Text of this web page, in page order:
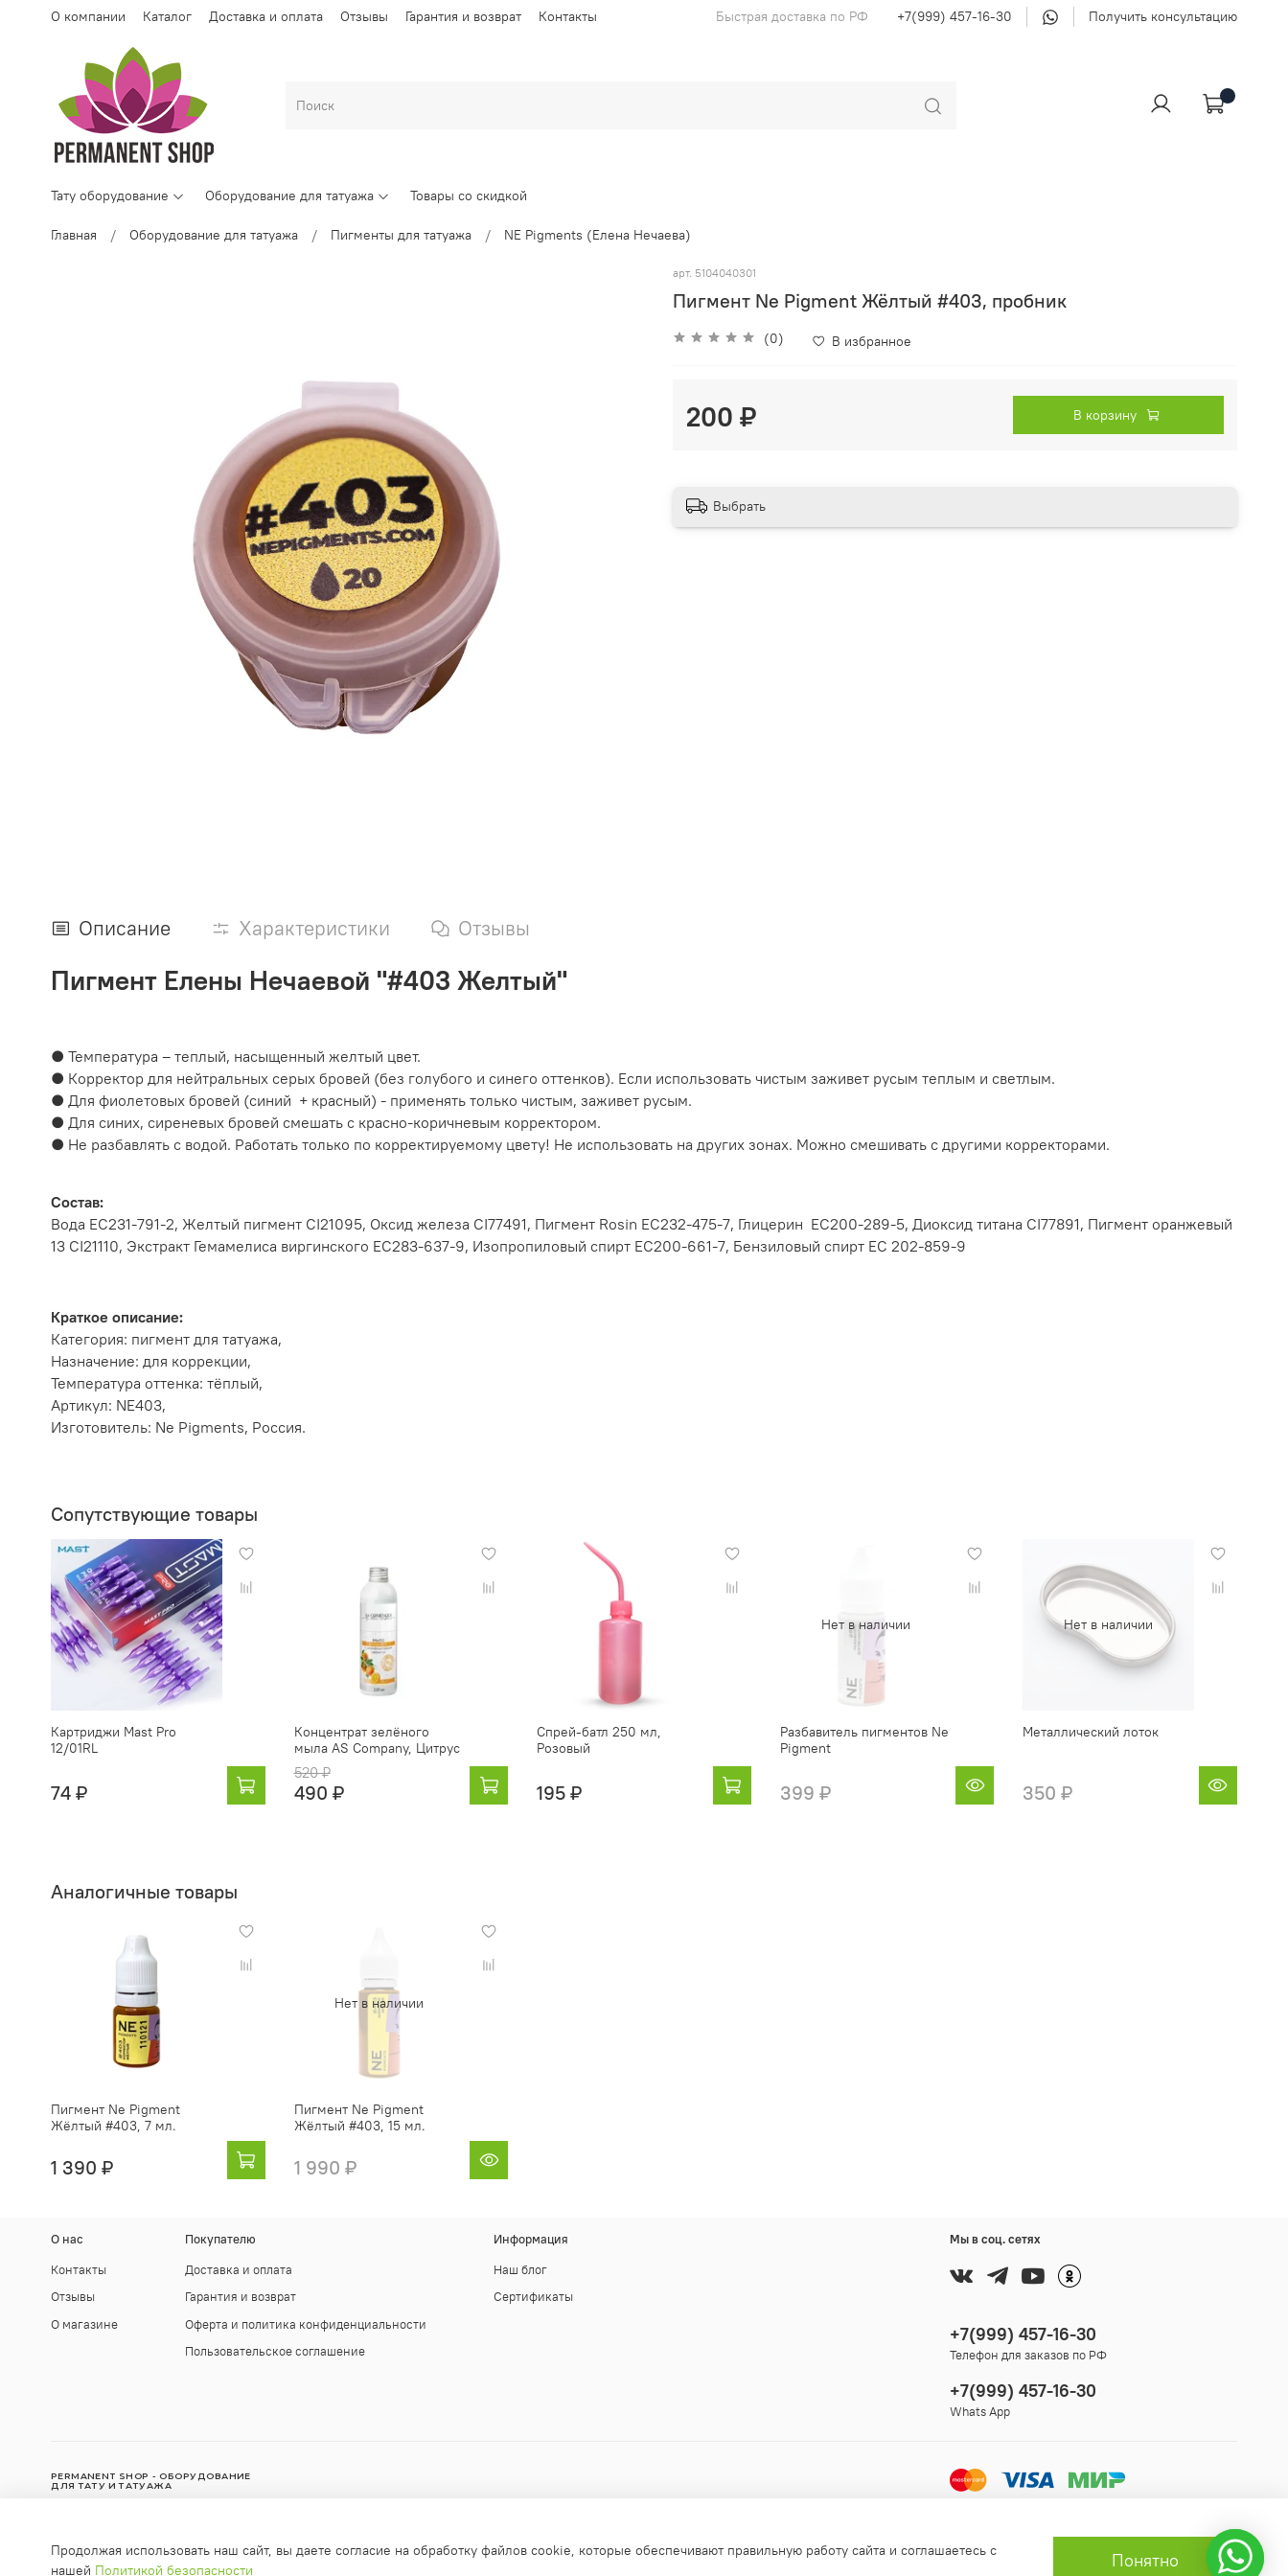
О компании Каталог Доставка и оплата Отзывы Гарантия и возврат Контакты Быстрая доставка по РФ +7(999) 457-16-30 Получить консультацию
Тату оборудование Оборудование для татуажа Товары со скидкой
Главная Оборудование для татуажа Пигменты для татуажа NE Pigments (Елена Нечаева)
арт. 5104040301
Пигмент Ne Pigment Жёлтый #403, пробник
(0) В избранное
200 ₽ В корзину
Выбрать
Описание Характеристики Отзывы
Пигмент Елены Нечаевой "#403 Желтый"
● Температура – теплый, насыщенный желтый цвет.
● Корректор для нейтральных серых бровей (без голубого и синего оттенков). Если использовать чистым заживет русым теплым и светлым.
● Для фиолетовых бровей (синий + красный) - применять только чистым, заживет русым.
● Для синих, сиреневых бровей смешать с красно-коричневым корректором.
● Не разбавлять с водой. Работать только по корректируемому цвету! Не использовать на других зонах. Можно смешивать с другими корректорами.
Состав:
Вода EC231-791-2, Желтый пигмент CI21095, Оксид железа CI77491, Пигмент Rosin EC232-475-7, Глицерин EC200-289-5, Диоксид титана CI77891, Пигмент оранжевый
13 CI21110, Экстракт Гемамелиса виргинского EC283-637-9, Изопропиловый спирт EC200-661-7, Бензиловый спирт EC 202-859-9
Краткое описание:
Категория: пигмент для татуажа,
Назначение: для коррекции,
Температура оттенка: тёплый,
Артикул: NE403,
Изготовитель: Ne Pigments, Россия.
Сопутствующие товары
Картриджи Mast Pro
12/01RL
74 ₽
Концентрат зелёного
мыла AS Company, Цитрус
520 ₽
490 ₽
Спрей-батл 250 мл,
Розовый
195 ₽
Нет в наличии
Разбавитель пигментов Ne
Pigment
399 ₽
Нет в наличии
Металлический лоток
350 ₽
Аналогичные товары
Пигмент Ne Pigment
Жёлтый #403, 7 мл.
1 390 ₽
Нет в наличии
Пигмент Ne Pigment
Жёлтый #403, 15 мл.
1 990 ₽
О нас
Контакты
Отзывы
О магазине
Покупателю
Доставка и оплата
Гарантия и возврат
Оферта и политика конфиденциальности
Пользовательское соглашение
Информация
Наш блог
Сертификаты
Мы в соц. сетях
+7(999) 457-16-30
Телефон для заказов по РФ
+7(999) 457-16-30
Whats App
PERMANENT SHOP - ОБОРУДОВАНИЕ
ДЛЯ ТАТУ И ТАТУАЖА
Любое использование контента без письменного разрешения запрещено!
info@permanent-shop.ru
Продолжая использовать наш сайт, вы даете согласие на обработку файлов cookie, которые обеспечивают правильную работу сайта и соглашаетесь с
нашей Политикой безопасности Понятно